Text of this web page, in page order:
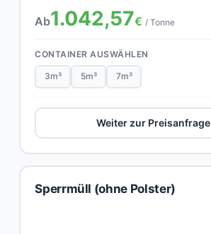
Ab1.042,57€ / Tonne
CONTAINER AUSWÄHLEN
3m³ 5m³ 7m³
Weiter zur Preisanfrage
Sperrmüll (ohne Polster)